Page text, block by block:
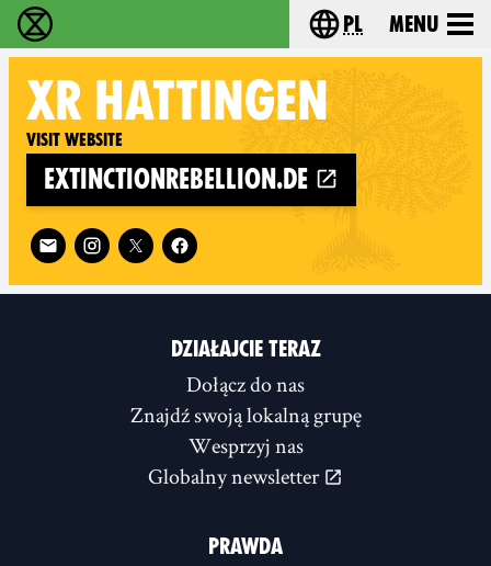
Extinction Rebellion - Home Choose your
pl Menu
XR HATTINGEN
Visit website
extinctionrebellion.de
Follow XR Hattingen on
DZIAŁAJCIE TERAZ
Dołącz do nas
Znajdź swoją lokalną grupę
Wesprzyj nas
Globalny newsletter
PRAWDA